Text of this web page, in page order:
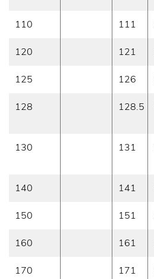
110 111
120 121
125 126
128 128.5
130 131
140 141
150 151
160 161
170 171